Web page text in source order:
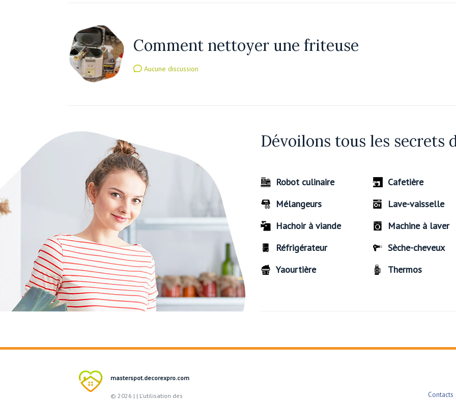
Comment nettoyer une friteuse
Aucune discussion
Dévoilons tous les secrets
Robot culinaire
Cafetière
Mélangeurs
Lave-vaisselle
Hachoir à viande
Machine à laver
Réfrigérateur
Sèche-cheveux
Yaourtière
Thermos
masterspot.decorexpro.com
© 2026 | | L'utilisation des
Contacts